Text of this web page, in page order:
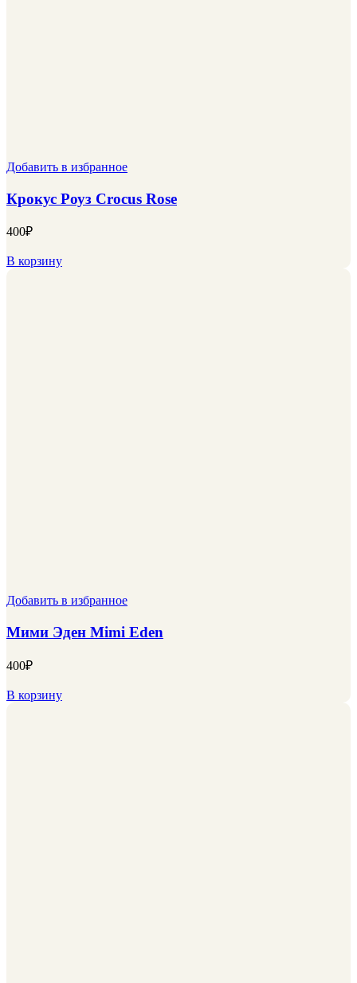
Добавить в избранное
Крокус Роуз Crocus Rose
400₽
В корзину
Добавить в избранное
Мими Эден Mimi Eden
400₽
В корзину